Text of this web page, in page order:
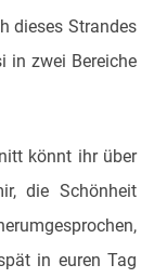
dieses Strandes
in zwei Bereiche
könnt ihr über
die Schönheit
in euren Tag